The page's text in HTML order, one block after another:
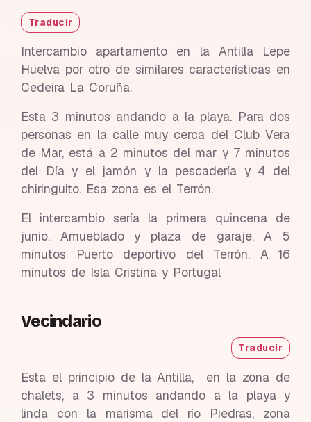
Traducir
Intercambio apartamento en la Antilla Lepe
Huelva por otro de similares características en
Cedeira La Coruña.
Esta 3 minutos andando a la playa. Para dos
personas en la calle muy cerca del Club Vera
de Mar, está a 2 minutos del mar y 7 minutos
del Día y el jamón y la pescadería y 4 del
chiringuito. Esa zona es el Terrón.
El intercambio sería la primera quincena de
junio. Amueblado y plaza de garaje. A 5
minutos Puerto deportivo del Terrón. A 16
minutos de Isla Cristina y Portugal
Vecindario
Traducir
Esta el principio de la Antilla, en la zona de
chalets, a 3 minutos andando a la playa y
linda con la marisma del río Piedras, zona